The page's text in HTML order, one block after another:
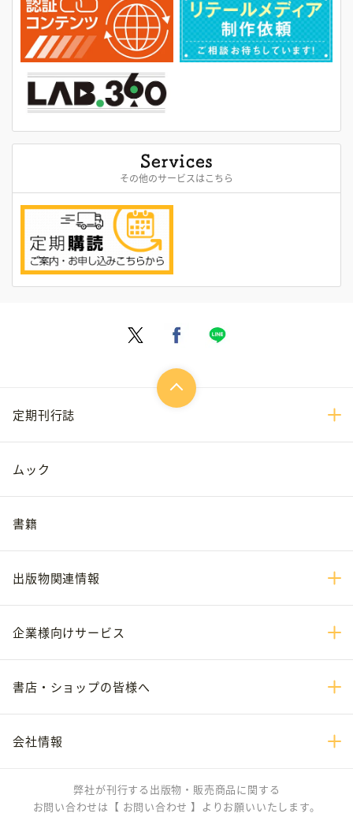
その他のサービスはこちら
定期刊行誌
ムック
書籍
出版物関連情報
企業様向けサービス
書店・ショップの皆様へ
会社情報
弊社が刊行する出版物・販売商品に関する
お問い合わせは 【 お問い合わせ 】 よりお願いいたします。